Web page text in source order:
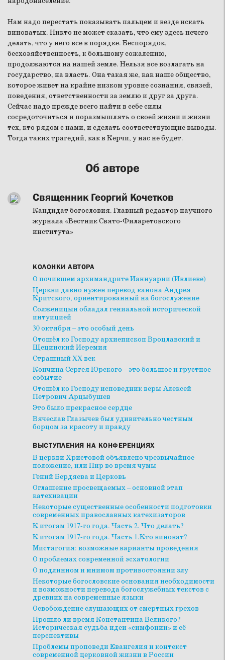
Нам надо перестать показывать пальцем и везде искать
виноватых. Никто не может сказать, что ему здесь нечего
делать, что у него все в порядке. Беспорядок,
бесхозяйственность, к большому сожалению,
продолжаются на нашей земле. Нельзя все возлагать на
государство, на власть. Она такая же, как наше общество,
которое живет на крайне низком уровне сознания, связей,
поведения, ответственности за землю и друг за друга.
Сейчас надо прежде всего найти в себе силы
сосредоточиться и поразмышлять о своей жизни и жизни
тех, кто рядом с нами, и сделать соответствующие выводы.
Тогда таких трагедий, как в Керчи, у нас не будет.
Об авторе
Священник Георгий Кочетков
Кандидат богословия. Главный редактор научного
журнала «Вестник Свято-Филаретовского
института»
КОЛОНКИ АВТОРА
О почившем архимандрите Ианнуарии (Ивлиеве)
Церкви давно нужен перевод канона Андрея
Критского, ориентированный на богослужение
Солженицын обладал гениальной исторической
интуицией
30 октября – это особый день
Отошёл ко Господу архиепископ Вроцлавский и
Щецинский Иеремия
Страшный XX век
Кончина Сергея Юрского – это большое и грустное
событие
Отошёл ко Господу исповедник веры Алексей
Петрович Арцыбушев
Это было прекрасное сердце
Вячеслав Глазычев был удивительно честным
борцом за красоту и правду
ВЫСТУПЛЕНИЯ НА КОНФЕРЕНЦИЯХ
В церкви Христовой объявлено чрезвычайное
положение, или Пир во время чумы
Гений Бердяева и Церковь
Оглашение просвещаемых – основной этап
катехизации
Некоторые существенные особенности подготовки
современных православных катехизаторов
К итогам 1917-го года. Часть 2. Что делать?
К итогам 1917-го года. Часть 1.Кто виноват?
Мистагогия: возможные варианты проведения
О проблемах современной эсхатологии
О подлинном и мнимом противостоянии злу
Некоторые богословские основания необходимости
и возможности перевода богослужебных текстов с
древних на современные языки
Освобождение слушающих от смертных грехов
Прошло ли время Константина Великого?
Историческая судьба идеи «симфонии» и её
перспективы
Проблемы проповеди Евангелия и контекст
современной церковной жизни в России